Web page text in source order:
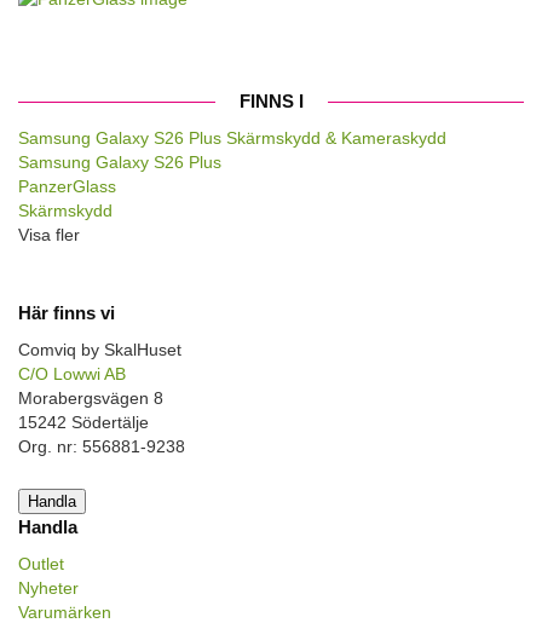
FINNS I
Samsung Galaxy S26 Plus Skärmskydd & Kameraskydd
Samsung Galaxy S26 Plus
PanzerGlass
Skärmskydd
Visa fler
Här finns vi
Comviq by SkalHuset
C/O Lowwi AB
Morabergsvägen 8
15242 Södertälje
Org. nr: 556881-9238
Handla
Handla
Outlet
Nyheter
Varumärken